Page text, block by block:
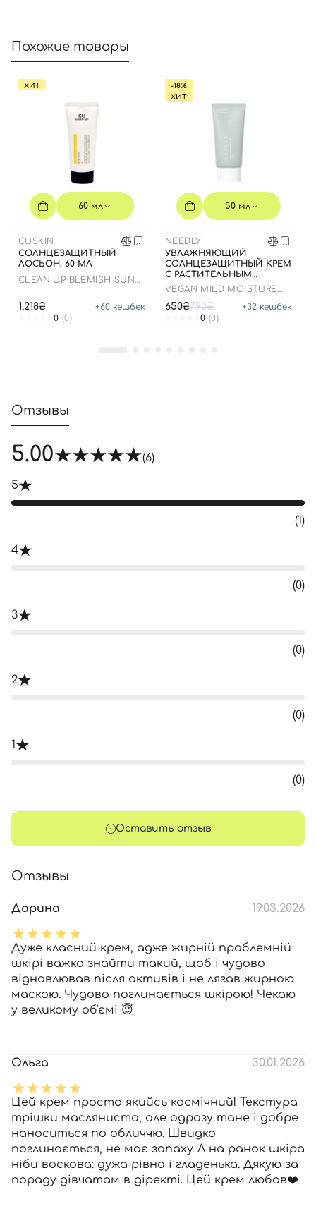
Похожие товары
ХИТ
60 мл
CUSKIN
СОЛНЦЕЗАЩИТНЫЙ
ЛОСЬОН, 60 МЛ
CLEAN UP BLEMISH SUN
1,218₴ +60 кешбек
0 (0)
-18%
ХИТ
50 мл
NEEDLY
УВЛАЖНЯЮЩИЙ
СОЛНЦЕЗАЩИТНЫЙ КРЕМ
С РАСТИТЕЛЬНЫМ
СКВАЛАНОМ, 50 МЛ
VEGAN MILD MOISTURE
650₴790₴ +32 кешбек
0 (0)
Отзывы
5.00 (6)
5
(1)
4
(0)
3
(0)
2
(0)
1
(0)
Оставить отзыв
Отзывы
Дарина 19.03.2026
Дуже класний крем, адже жирній проблемній
шкірі важко знайти такий, щоб і чудово
відновлював після активів і не лягав жирною
маскою. Чудово поглинається шкірою! Чекаю
у великому об'ємі 😇
Ольга 30.01.2026
Цей крем просто якийсь космічний! Текстура
трішки масляниста, але одразу тане і добре
наноситься по обличчю. Швидко
поглинається, не має запаху. А на ранок шкіра
ніби воскова: дужа рівна і гладенька. Дякую за
пораду дівчатам в діректі. Цей крем любов❤️
Регистрация
Отправляя форму для авторизации/регистрации, вы
принимаете условия
Пользовательские соглашения
Далее
Войти с помощью e-mail